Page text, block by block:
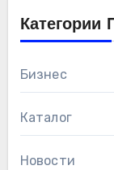
Категории
Бизнес
Каталог
Новости